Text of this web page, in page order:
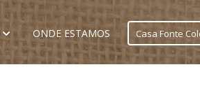
ONDE ESTAMOS Casa Fonte